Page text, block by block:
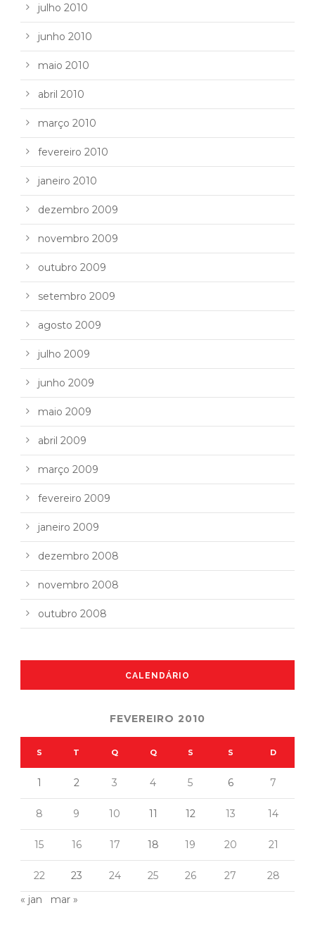
julho 2010
junho 2010
maio 2010
abril 2010
março 2010
fevereiro 2010
janeiro 2010
dezembro 2009
novembro 2009
outubro 2009
setembro 2009
agosto 2009
julho 2009
junho 2009
maio 2009
abril 2009
março 2009
fevereiro 2009
janeiro 2009
dezembro 2008
novembro 2008
outubro 2008
CALENDÁRIO
FEVEREIRO 2010
S T Q Q S S D
1 2 3 4 5 6 7
8 9 10 11 12 13 14
15 16 17 18 19 20 21
22 23 24 25 26 27
28
« jan
mar »